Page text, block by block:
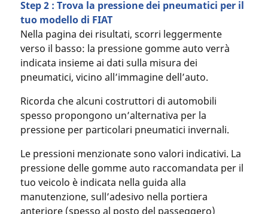
Step 2 : Trova la pressione dei pneumatici per il
tuo modello di FIAT
Nella pagina dei risultati, scorri leggermente
verso il basso: la pressione gomme auto verrà
indicata insieme ai dati sulla misura dei
pneumatici, vicino all’immagine dell’auto.
Ricorda che alcuni costruttori di automobili
spesso propongono un’alternativa per la
pressione per particolari pneumatici invernali.
Le pressioni menzionate sono valori indicativi. La
pressione delle gomme auto raccomandata per il
tuo veicolo è indicata nella guida alla
manutenzione, sull’adesivo nella portiera
anteriore (spesso al posto del passeggero)